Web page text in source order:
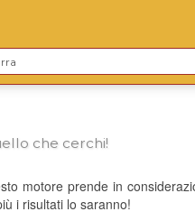
che cerchi!
motore prende in
i risultati lo saranno!